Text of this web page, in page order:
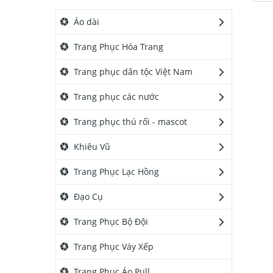
Áo dài
Trang Phục Hóa Trang
Trang phục dân tộc Việt Nam
Trang phục các nước
Trang phục thú rối - mascot
Khiêu Vũ
Trang Phục Lạc Hồng
Đạo Cụ
Trang Phục Bộ Đội
Trang Phục Váy Xếp